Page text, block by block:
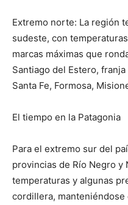
Extremo norte: La región
sudeste, con
marcas máximas que
Santiago del Estero,
Santa Fe, Formosa,
El tiempo en la Patagonia
Para el extremo sur del
provincias de Río Negro y
temperaturas y algunas
cordillera,